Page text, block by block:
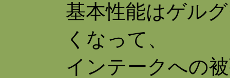
基本性能はゲル
くなって、
インテークへの